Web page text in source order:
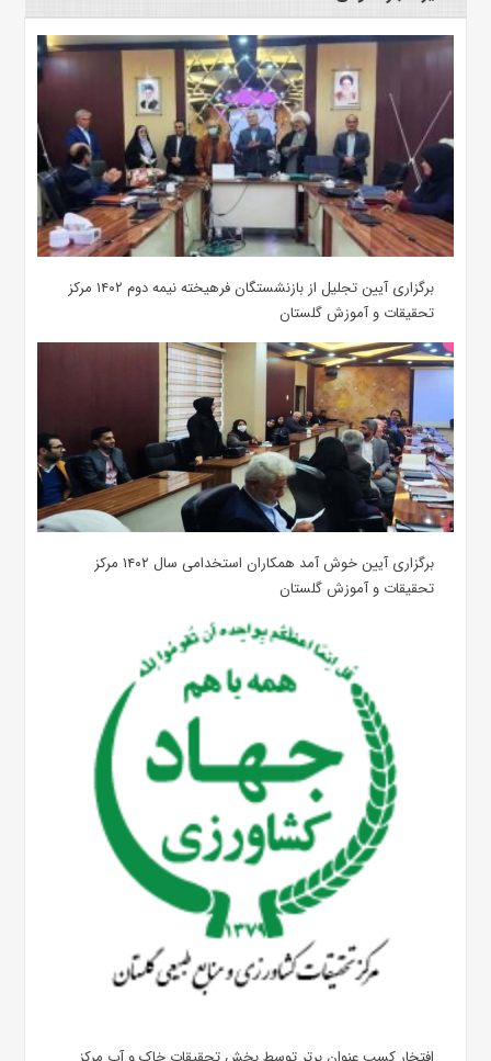
برگزاری آیین تجلیل از بازنشستگان فرهیخته نیمه دوم ۱۴۰۲ مرکز
تحقیقات و آموزش گلستان
برگزاری آیین خوش آمد همکاران استخدامی سال ۱۴۰۲ مرکز
تحقیقات و آموزش گلستان